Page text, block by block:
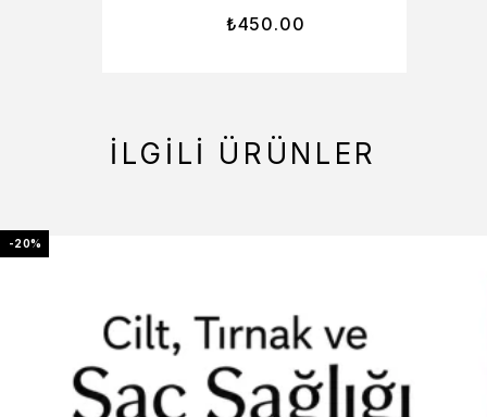
₺450.00
İLGILI ÜRÜNLER
-20%